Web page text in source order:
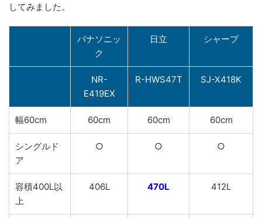
してみました。
パナソニッ
ク
日立 シャープ
NR-
E419EX
R-HWS47T SJ-X418K
幅60cm 60cm 60cm 60cm
シングルド
ア
○ ○ ○
容積400L以
上
406L 470L 412L